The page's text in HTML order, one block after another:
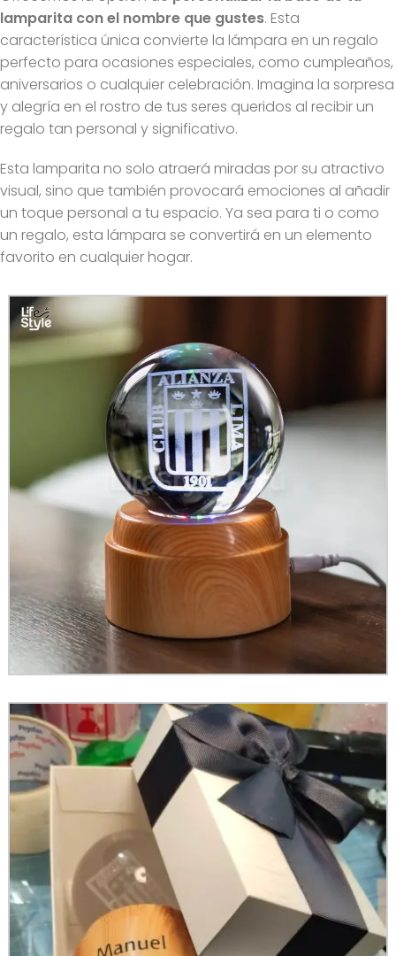
lamparita con el nombre que gustes. Esta
característica única convierte la lámpara en un regalo
perfecto para ocasiones especiales, como cumpleaños,
aniversarios o cualquier celebración. Imagina la sorpresa
y alegría en el rostro de tus seres queridos al recibir un
regalo tan personal y significativo.
Esta lamparita no solo atraerá miradas por su atractivo
visual, sino que también provocará emociones al añadir
un toque personal a tu espacio. Ya sea para ti o como
un regalo, esta lámpara se convertirá en un elemento
favorito en cualquier hogar.